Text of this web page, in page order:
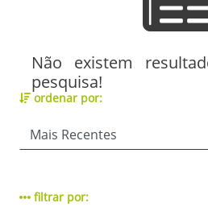
Não existem
pesquisa!
ordenar por:
filtrar por: